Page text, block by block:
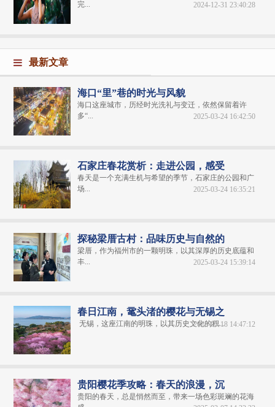
完...
2024-12-31 23:40:28
最新文章
海口“里”巷的时光与风貌
海口这座城市，历经时光洗礼与变迁，依然保留着许
多“...
2025-03-24 16:42:50
石家庄春花赏析：走进公园，感受
春天是一个充满生机与希望的季节，石家庄的公园和广
场...
2025-03-24 16:35:21
探秘梁厝古村：品味历史与自然的
梁厝，作为福州市的一颗明珠，以其深厚的历史底蕴和
丰...
2025-03-24 15:39:14
春日江南，鼋头渚的樱花与无锡之
无锡，这座江南的明珠，以其历史文化的积...2025-03-18 14:47:12
贵阳樱花季攻略：春天的浪漫，沉
贵阳的春天，总是悄然而至，带来一场色彩斑斓的花海